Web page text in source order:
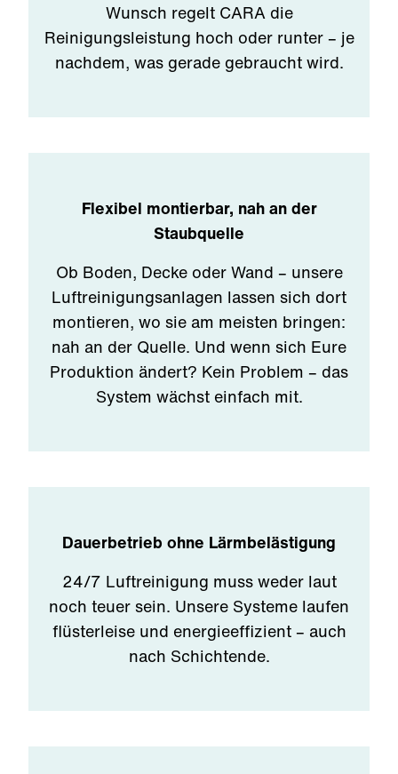
Wunsch regelt CARA die
Reinigungsleistung hoch oder runter – je
nachdem, was gerade gebraucht wird.
Flexibel montierbar, nah an der
Staubquelle
Ob Boden, Decke oder Wand – unsere
Luftreinigungsanlagen lassen sich dort
montieren, wo sie am meisten bringen:
nah an der Quelle. Und wenn sich Eure
Produktion ändert? Kein Problem – das
System wächst einfach mit.
Dauerbetrieb ohne Lärmbelästigung
24/7 Luftreinigung muss weder laut
noch teuer sein. Unsere Systeme laufen
flüsterleise und energieeffizient – auch
nach Schichtende.